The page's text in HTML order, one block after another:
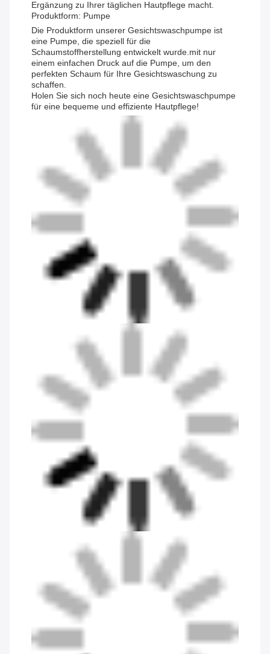
Ergänzung zu Ihrer täglichen Hautpflege macht.
Produktform: Pumpe
Die Produktform unserer Gesichtswaschpumpe ist
eine Pumpe, die speziell für die
Schaumstoffherstellung entwickelt wurde.mit nur
einem einfachen Druck auf die Pumpe, um den
perfekten Schaum für Ihre Gesichtswaschung zu
schaffen.
Holen Sie sich noch heute eine Gesichtswaschpumpe
für eine bequeme und effiziente Hautpflege!